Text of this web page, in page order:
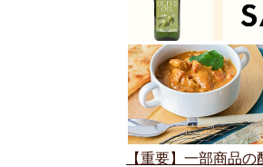
【重要】一部商品